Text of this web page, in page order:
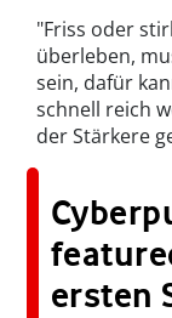
"Friss oder
überleben,
sein, dafür
schnell reich
der Stärkere
ersten